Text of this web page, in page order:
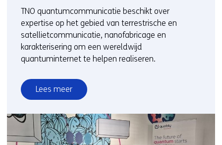
TNO quantumcommunicatie beschikt over
expertise op het gebied van terrestrische en
satellietcommunicatie, nanofabricage en
karakterisering om een wereldwijd
quantuminternet te helpen realiseren.
Lees meer
over
Quantumcommunicatie